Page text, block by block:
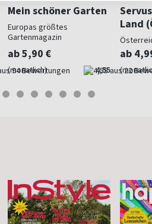
Mein schöner Garten
Europas größtes
Gartenmagazin
ab 5,90 €
(monatlich) 4,55
Land
ab